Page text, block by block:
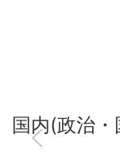
国内(政治